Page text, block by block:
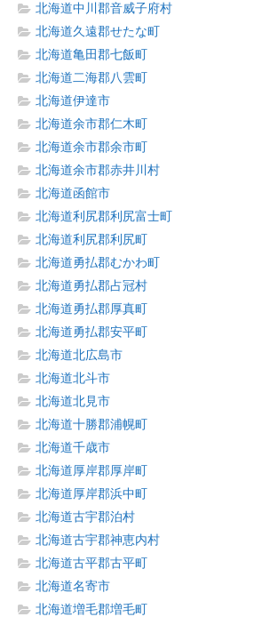
北海道中川郡音威子府村
北海道久遠郡せたな町
北海道亀田郡七飯町
北海道二海郡八雲町
北海道伊達市
北海道余市郡仁木町
北海道余市郡余市町
北海道余市郡赤井川村
北海道函館市
北海道利尻郡利尻富士町
北海道利尻郡利尻町
北海道勇払郡むかわ町
北海道勇払郡占冠村
北海道勇払郡厚真町
北海道勇払郡安平町
北海道北広島市
北海道北斗市
北海道北見市
北海道十勝郡浦幌町
北海道千歳市
北海道厚岸郡厚岸町
北海道厚岸郡浜中町
北海道古宇郡泊村
北海道古宇郡神恵内村
北海道古平郡古平町
北海道名寄市
北海道増毛郡増毛町